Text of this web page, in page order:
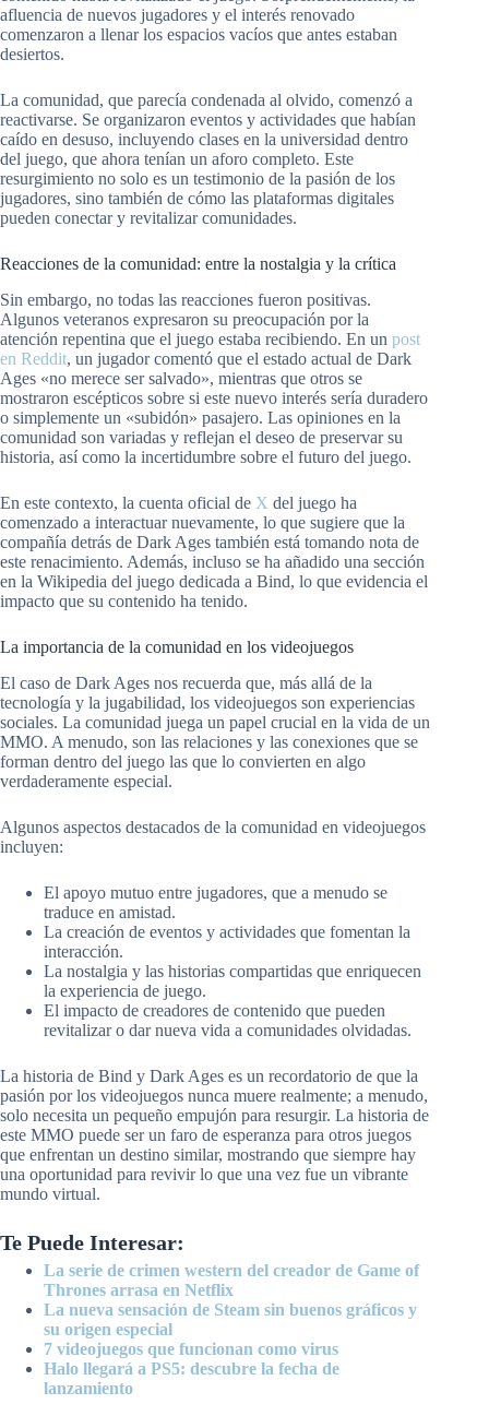
afluencia de nuevos jugadores y el interés renovado
comenzaron a llenar los espacios vacíos que antes estaban
desiertos.
La comunidad, que parecía condenada al olvido, comenzó a
reactivarse. Se organizaron eventos y actividades que habían
caído en desuso, incluyendo clases en la universidad dentro
del juego, que ahora tenían un aforo completo. Este
resurgimiento no solo es un testimonio de la pasión de los
jugadores, sino también de cómo las plataformas digitales
pueden conectar y revitalizar comunidades.
Reacciones de la comunidad: entre la nostalgia y la crítica
Sin embargo, no todas las reacciones fueron positivas.
Algunos veteranos expresaron su preocupación por la
atención repentina que el juego estaba recibiendo. En un post
en Reddit, un jugador comentó que el estado actual de Dark
Ages «no merece ser salvado», mientras que otros se
mostraron escépticos sobre si este nuevo interés sería duradero
o simplemente un «subidón» pasajero. Las opiniones en la
comunidad son variadas y reflejan el deseo de preservar su
historia, así como la incertidumbre sobre el futuro del juego.
En este contexto, la cuenta oficial de X del juego ha
comenzado a interactuar nuevamente, lo que sugiere que la
compañía detrás de Dark Ages también está tomando nota de
este renacimiento. Además, incluso se ha añadido una sección
en la Wikipedia del juego dedicada a Bind, lo que evidencia el
impacto que su contenido ha tenido.
La importancia de la comunidad en los videojuegos
El caso de Dark Ages nos recuerda que, más allá de la
tecnología y la jugabilidad, los videojuegos son experiencias
sociales. La comunidad juega un papel crucial en la vida de un
MMO. A menudo, son las relaciones y las conexiones que se
forman dentro del juego las que lo convierten en algo
verdaderamente especial.
Algunos aspectos destacados de la comunidad en videojuegos
incluyen:
El apoyo mutuo entre jugadores, que a menudo se
traduce en amistad.
La creación de eventos y actividades que fomentan la
interacción.
La nostalgia y las historias compartidas que enriquecen
la experiencia de juego.
El impacto de creadores de contenido que pueden
revitalizar o dar nueva vida a comunidades olvidadas.
La historia de Bind y Dark Ages es un recordatorio de que la
pasión por los videojuegos nunca muere realmente; a menudo,
solo necesita un pequeño empujón para resurgir. La historia de
este MMO puede ser un faro de esperanza para otros juegos
que enfrentan un destino similar, mostrando que siempre hay
una oportunidad para revivir lo que una vez fue un vibrante
mundo virtual.
Te Puede Interesar:
La serie de crimen western del creador de Game of
Thrones arrasa en Netflix
La nueva sensación de Steam sin buenos gráficos y
su origen especial
7 videojuegos que funcionan como virus
Halo llegará a PS5: descubre la fecha de
lanzamiento